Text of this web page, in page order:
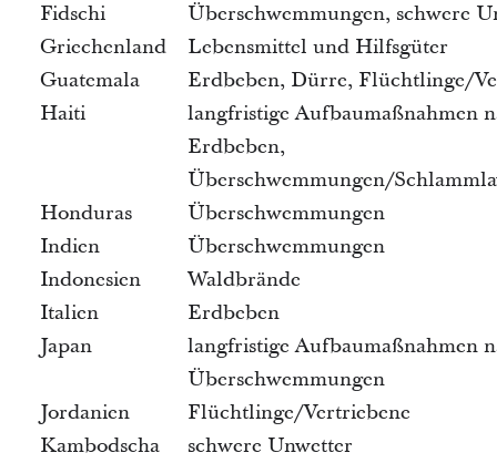
Fidschi
Überschwemmungen, schwere
Griechenland
Lebensmittel und Hilfsgüter
Guatemala
Erdbeben, Dürre, Flüchtlinge/
Haiti
langfristige Aufbaumaßnahmen
Erdbeben,
Überschwemmungen/
Honduras
Überschwemmungen
Indien
Überschwemmungen
Indonesien
Waldbrände
Italien
Erdbeben
Japan
langfristige Aufbaumaßnahmen
Überschwemmungen
Jordanien
Flüchtlinge/Vertriebene
Kambodscha
schwere Unwetter